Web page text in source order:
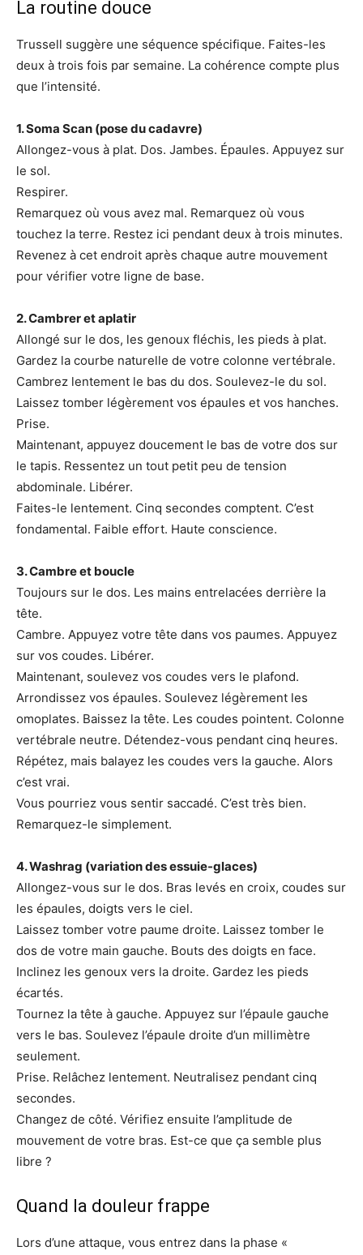
La routine douce
Trussell suggère une séquence spécifique. Faites-les
deux à trois fois par semaine. La cohérence compte plus
que l’intensité.
1. Soma Scan (pose du cadavre)
Allongez-vous à plat. Dos. Jambes. Épaules. Appuyez sur
le sol.
Respirer.
Remarquez où vous avez mal. Remarquez où vous
touchez la terre. Restez ici pendant deux à trois minutes.
Revenez à cet endroit après chaque autre mouvement
pour vérifier votre ligne de base.
2. Cambrer et aplatir
Allongé sur le dos, les genoux fléchis, les pieds à plat.
Gardez la courbe naturelle de votre colonne vertébrale.
Cambrez lentement le bas du dos. Soulevez-le du sol.
Laissez tomber légèrement vos épaules et vos hanches.
Prise.
Maintenant, appuyez doucement le bas de votre dos sur
le tapis. Ressentez un tout petit peu de tension
abdominale. Libérer.
Faites-le lentement. Cinq secondes comptent. C’est
fondamental. Faible effort. Haute conscience.
3. Cambre et boucle
Toujours sur le dos. Les mains entrelacées derrière la
tête.
Cambre. Appuyez votre tête dans vos paumes. Appuyez
sur vos coudes. Libérer.
Maintenant, soulevez vos coudes vers le plafond.
Arrondissez vos épaules. Soulevez légèrement les
omoplates. Baissez la tête. Les coudes pointent. Colonne
vertébrale neutre. Détendez-vous pendant cinq heures.
Répétez, mais balayez les coudes vers la gauche. Alors
c’est vrai.
Vous pourriez vous sentir saccadé. C’est très bien.
Remarquez-le simplement.
4. Washrag (variation des essuie-glaces)
Allongez-vous sur le dos. Bras levés en croix, coudes sur
les épaules, doigts vers le ciel.
Laissez tomber votre paume droite. Laissez tomber le
dos de votre main gauche. Bouts des doigts en face.
Inclinez les genoux vers la droite. Gardez les pieds
écartés.
Tournez la tête à gauche. Appuyez sur l’épaule gauche
vers le bas. Soulevez l’épaule droite d’un millimètre
seulement.
Prise. Relâchez lentement. Neutralisez pendant cinq
secondes.
Changez de côté. Vérifiez ensuite l’amplitude de
mouvement de votre bras. Est-ce que ça semble plus
libre ?
Quand la douleur frappe
Lors d’une attaque, vous entrez dans la phase «